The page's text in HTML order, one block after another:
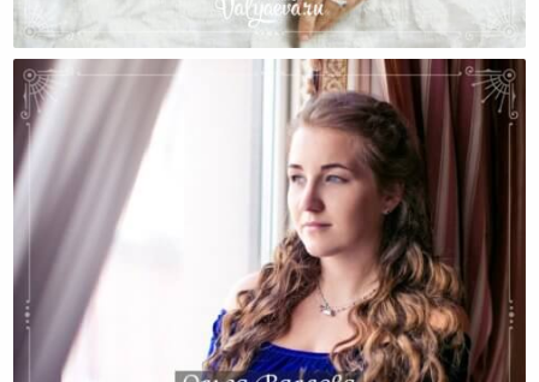
Женские Сценарии. Будь Моей Мамой.